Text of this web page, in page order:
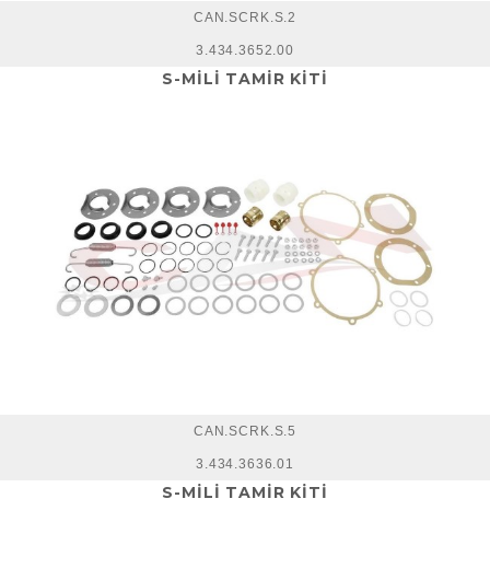
CAN.SCRK.S.2
3.434.3652.00
S-MİLİ TAMİR KİTİ
CAN.SCRK.S.5
3.434.3636.01
S-MİLİ TAMİR KİTİ